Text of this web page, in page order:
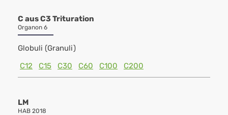
C aus C3 Trituration
Organon 6
Globuli (Granuli)
C12
C15 C30 C60 C100 C200
LM
HAB 2018